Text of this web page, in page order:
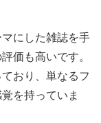
にした雑誌を手
価も高いです。
おり、単なるフ
を持っていま